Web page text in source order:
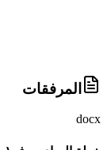
المرفقات
docx